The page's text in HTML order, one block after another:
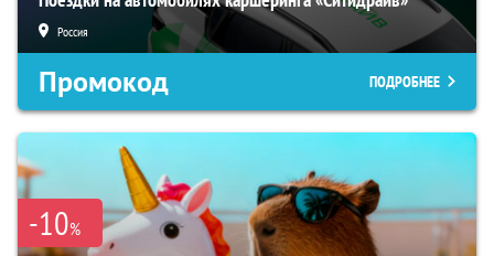
Россия
Промокод ПОДРОБНЕЕ
-10%